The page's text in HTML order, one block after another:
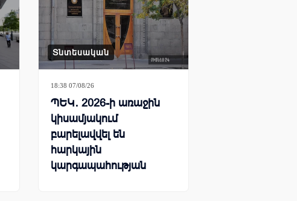
Տնտեսական
18:38 07/08/26
ՊԵԿ․ 2026-ի առաջին
կիսամյակում
բարելավվել են
հարկային
կարգապահության